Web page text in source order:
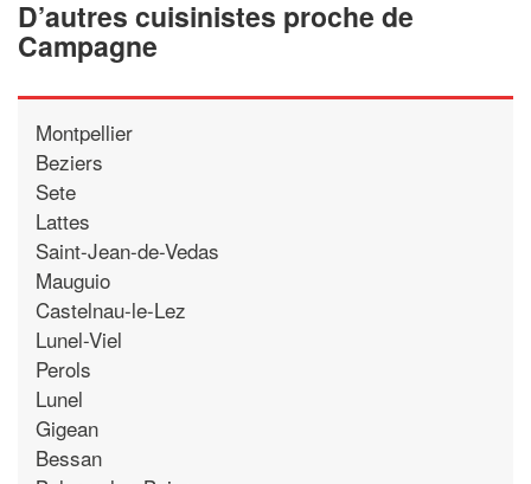
D’autres cuisinistes proche de
Campagne
Montpellier
Beziers
Sete
Lattes
Saint-Jean-de-Vedas
Mauguio
Castelnau-le-Lez
Lunel-Viel
Perols
Lunel
Gigean
Bessan